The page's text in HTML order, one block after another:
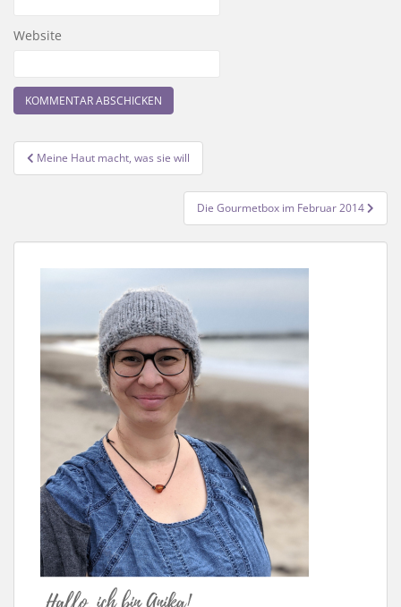
Website
Beitragsnavigation
Meine Haut macht, was sie will
Die Gourmetbox im Februar 2014